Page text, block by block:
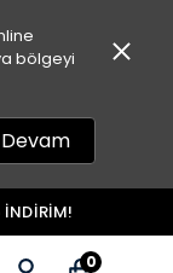
bölgeyi
Devam
İNDİRİM!
0